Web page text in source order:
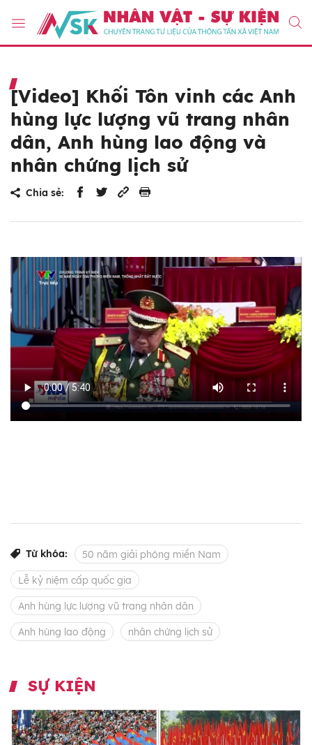
[Video] Khối Tôn vinh các Anh
hùng lực lượng vũ trang nhân
dân, Anh hùng lao động và
nhân chứng lịch sử
Chia sẻ:
Từ khóa: 50 năm giải phóng miền Nam
Lễ kỷ niệm cấp quốc gia
Anh hùng lực lượng vũ trang nhân dân
Anh hùng lao động nhân chứng lịch sử
SỰ KIỆN